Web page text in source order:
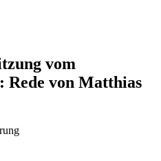
vom
Rede von Matthias